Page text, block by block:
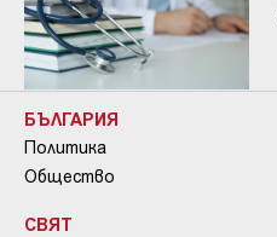
БЪЛГАРИЯ
Политика
Общество
СВЯТ